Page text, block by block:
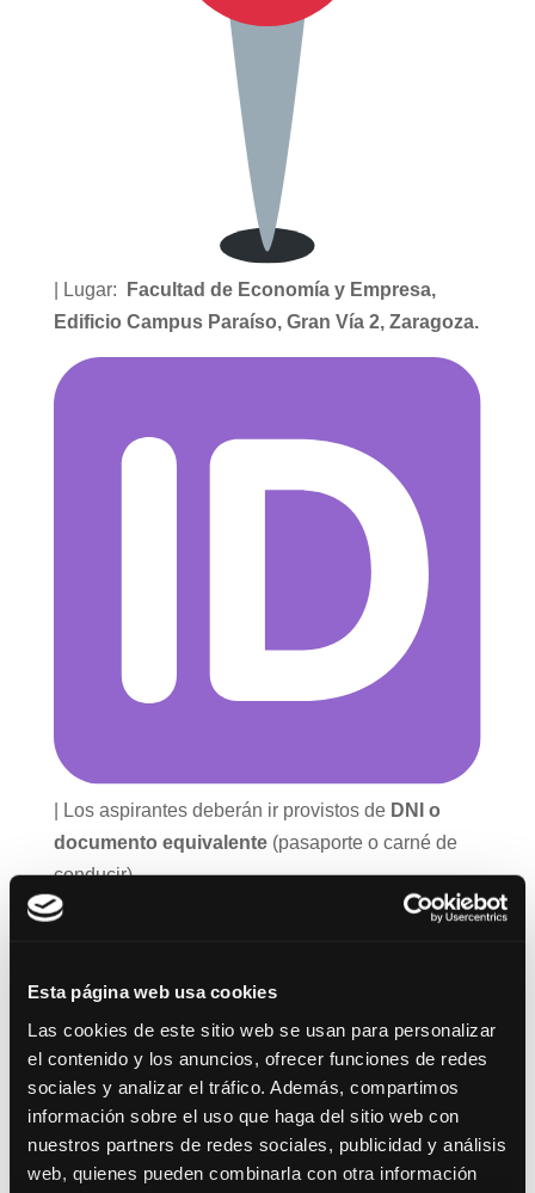
Esta página web usa cookies
Las cookies de este sitio web se usan para personalizar
el contenido y los anuncios, ofrecer funciones de redes
sociales y analizar el tráfico. Además, compartimos
información sobre el uso que haga del sitio web con
nuestros partners de redes sociales, publicidad y análisis
web, quienes pueden combinarla con otra información
| Lugar: Facultad de Economía y Empresa,
Edificio Campus Paraíso, Gran Vía 2, Zaragoza.
| Los aspirantes deberán ir provistos de DNI o
documento equivalente(pasaporte o carné de
conducir).
[/box]
Tanto la aplicación “LibreOffice Writer” como la
“LibreOffice Calc”, serán las integradas en
“LibreOffice 7.5.4” en plataforma Windows.